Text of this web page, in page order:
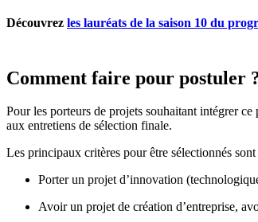
Découvrez les lauréats de la saison 10 du
Comment faire pour postuler
Pour les porteurs de projets souhaitant intégrer
aux entretiens de sélection finale.
Les principaux critères pour être sélectionnés sont
Porter un projet d’innovation
Avoir un projet de création d’entreprise,